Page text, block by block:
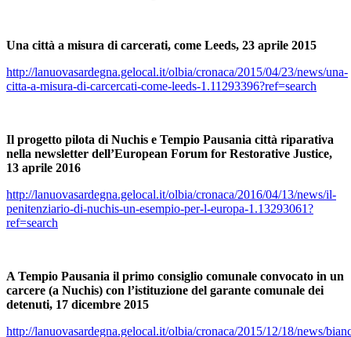
Una città a misura di carcerati, come Leeds, 23 aprile 2015
http://lanuovasardegna.gelocal.it/olbia/cronaca/2015/04/23/news/una-
citta-a-misura-di-carcercati-come-leeds-1.11293396?ref=search
Il progetto pilota di Nuchis e Tempio Pausania città riparativa
nella newsletter dell’European Forum for Restorative Justice,
13 aprile 2016
http://lanuovasardegna.gelocal.it/olbia/cronaca/2016/04/13/news/il-
penitenziario-di-nuchis-un-esempio-per-l-europa-1.13293061?
ref=search
A Tempio Pausania il primo consiglio comunale convocato in un
carcere (a Nuchis) con l’istituzione del garante comunale dei
detenuti, 17 dicembre 2015
http://lanuovasardegna.gelocal.it/olbia/cronaca/2015/12/18/news/